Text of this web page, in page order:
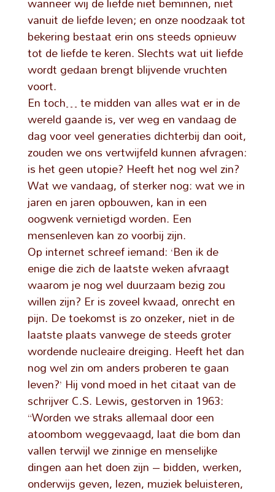
vanuit de liefde leven; en onze noodzaak tot
bekering bestaat erin ons steeds opnieuw
tot de liefde te keren. Slechts wat uit liefde
wordt gedaan brengt blijvende vruchten
voort.
En toch… te midden van alles wat er in de
wereld gaande is, ver weg en vandaag de
dag voor veel generaties dichterbij dan ooit,
zouden we ons vertwijfeld kunnen afvragen:
is het geen utopie? Heeft het nog wel zin?
Wat we vandaag, of sterker nog: wat we in
jaren en jaren opbouwen, kan in een
oogwenk vernietigd worden. Een
mensenleven kan zo voorbij zijn.
Op internet schreef iemand: ‘Ben ik de
enige die zich de laatste weken afvraagt
waarom je nog wel duurzaam bezig zou
willen zijn? Er is zoveel kwaad, onrecht en
pijn. De toekomst is zo onzeker, niet in de
laatste plaats vanwege de steeds groter
wordende nucleaire dreiging. Heeft het dan
nog wel zin om anders proberen te gaan
leven?’ Hij vond moed in het citaat van de
schrijver C.S. Lewis, gestorven in 1963:
“Worden we straks allemaal door een
atoombom weggevaagd, laat die bom dan
vallen terwijl we zinnige en menselijke
dingen aan het doen zijn – bidden, werken,
onderwijs geven, lezen, muziek beluisteren,